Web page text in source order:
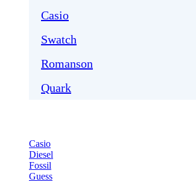
Casio
Swatch
Romanson
Quark
Casio
Diesel
Fossil
Guess